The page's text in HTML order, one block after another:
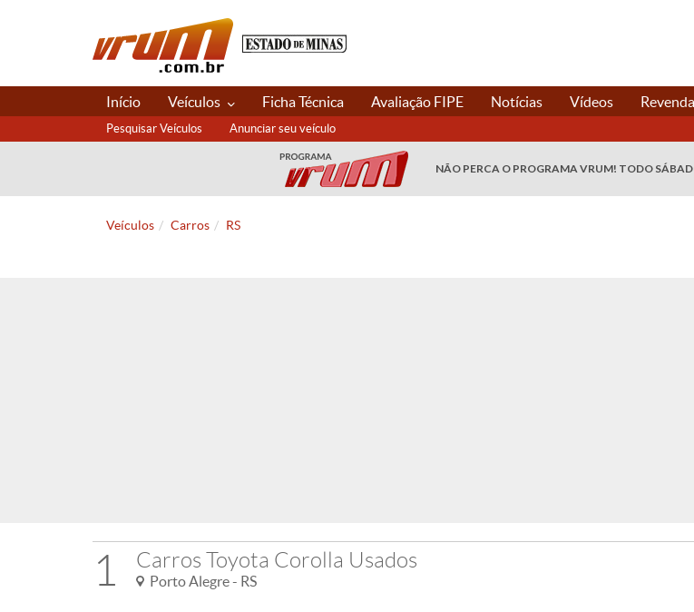
Início Veículos Ficha Técnica Avaliação FIPE Notícias Vídeos
Pesquisar Veículos Anunciar seu veículo
NÃO PERCA O PROGRAMA VRUM! TODO
Veículos Carros RS
1 Carros Toyota Corolla Usados
Porto Alegre - RS